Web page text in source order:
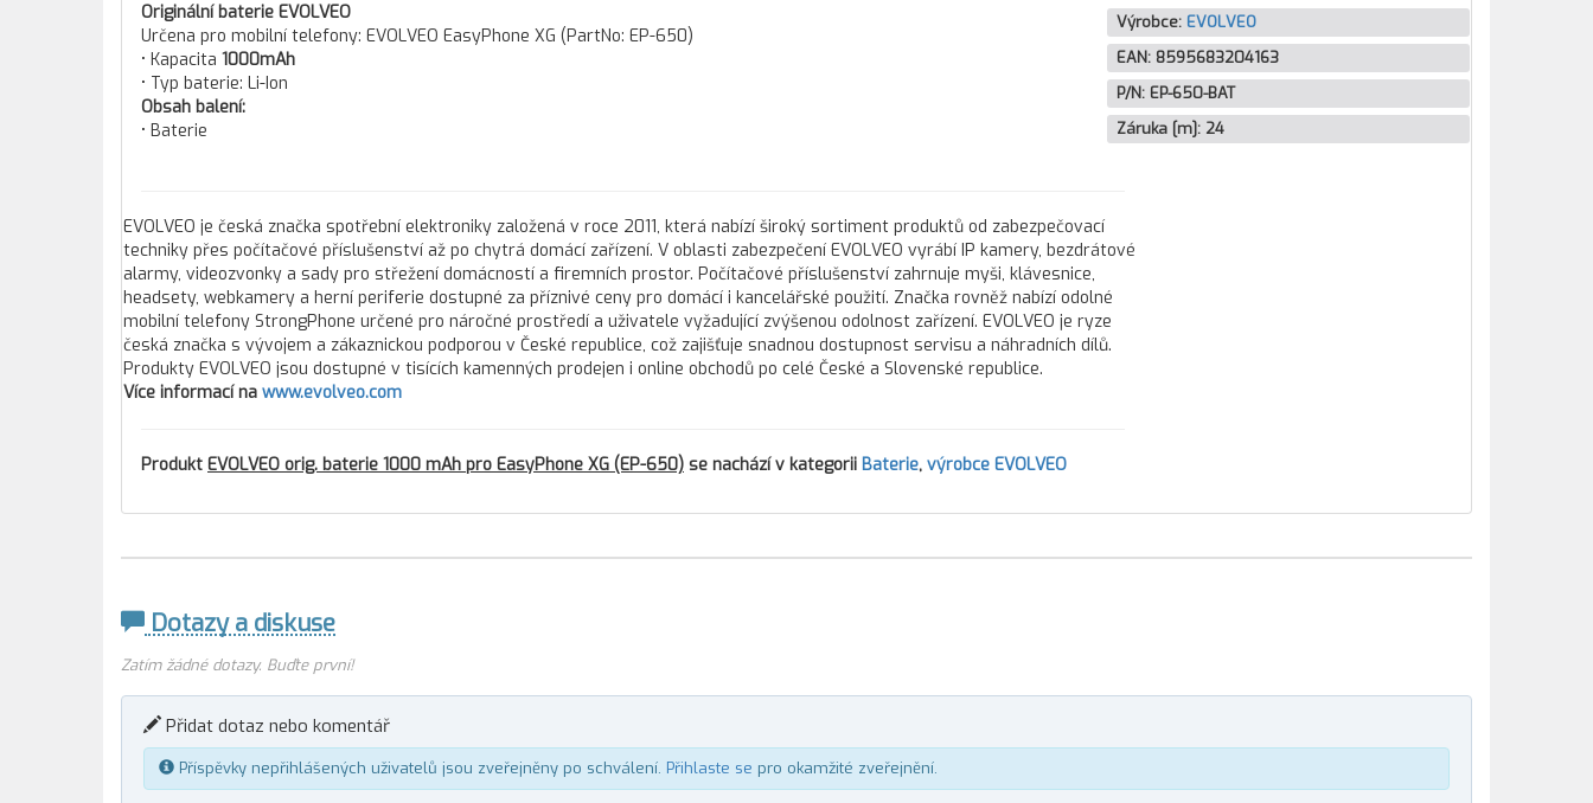
Originální baterie EVOLVEO
Určena pro mobilní telefony: EVOLVEO EasyPhone XG (PartNo: EP-650)
• Kapacita 1000mAh
• Typ baterie: Li-Ion
Obsah balení:
• Baterie
EVOLVEO je česká značka spotřební elektroniky založená v roce 2011, která nabízí široký sortiment produktů od zabezpečovací
techniky přes počítačové příslušenství až po chytrá domácí zařízení. V oblasti zabezpečení EVOLVEO vyrábí IP kamery, bezdrátové
alarmy, videozvonky a sady pro střežení domácností a firemních prostor. Počítačové příslušenství zahrnuje myši, klávesnice,
headsety, webkamery a herní periferie dostupné za příznivé ceny pro domácí i kancelářské použití. Značka rovněž nabízí odolné
mobilní telefony StrongPhone určené pro náročné prostředí a uživatele vyžadující zvýšenou odolnost zařízení. EVOLVEO je ryze
česká značka s vývojem a zákaznickou podporou v České republice, což zajišťuje snadnou dostupnost servisu a náhradních dílů.
Produkty EVOLVEO jsou dostupné v tisících kamenných prodejen i online obchodů po celé České a Slovenské republice.
Více informací na www.evolveo.com
Produkt EVOLVEO orig. baterie 1000 mAh pro EasyPhone XG (EP-650) se nachází v kategorii Baterie, výrobce EVOLVEO
Výrobce: EVOLVEO
EAN: 8595683204163
P/N: EP-650-BAT
Záruka [m]: 24
Dotazy a diskuse
Zatím žádné dotazy. Buďte první!
Přidat dotaz nebo komentář
Příspěvky nepřihlášených uživatelů jsou zveřejněny po schválení. Přihlaste se pro okamžité zveřejnění.